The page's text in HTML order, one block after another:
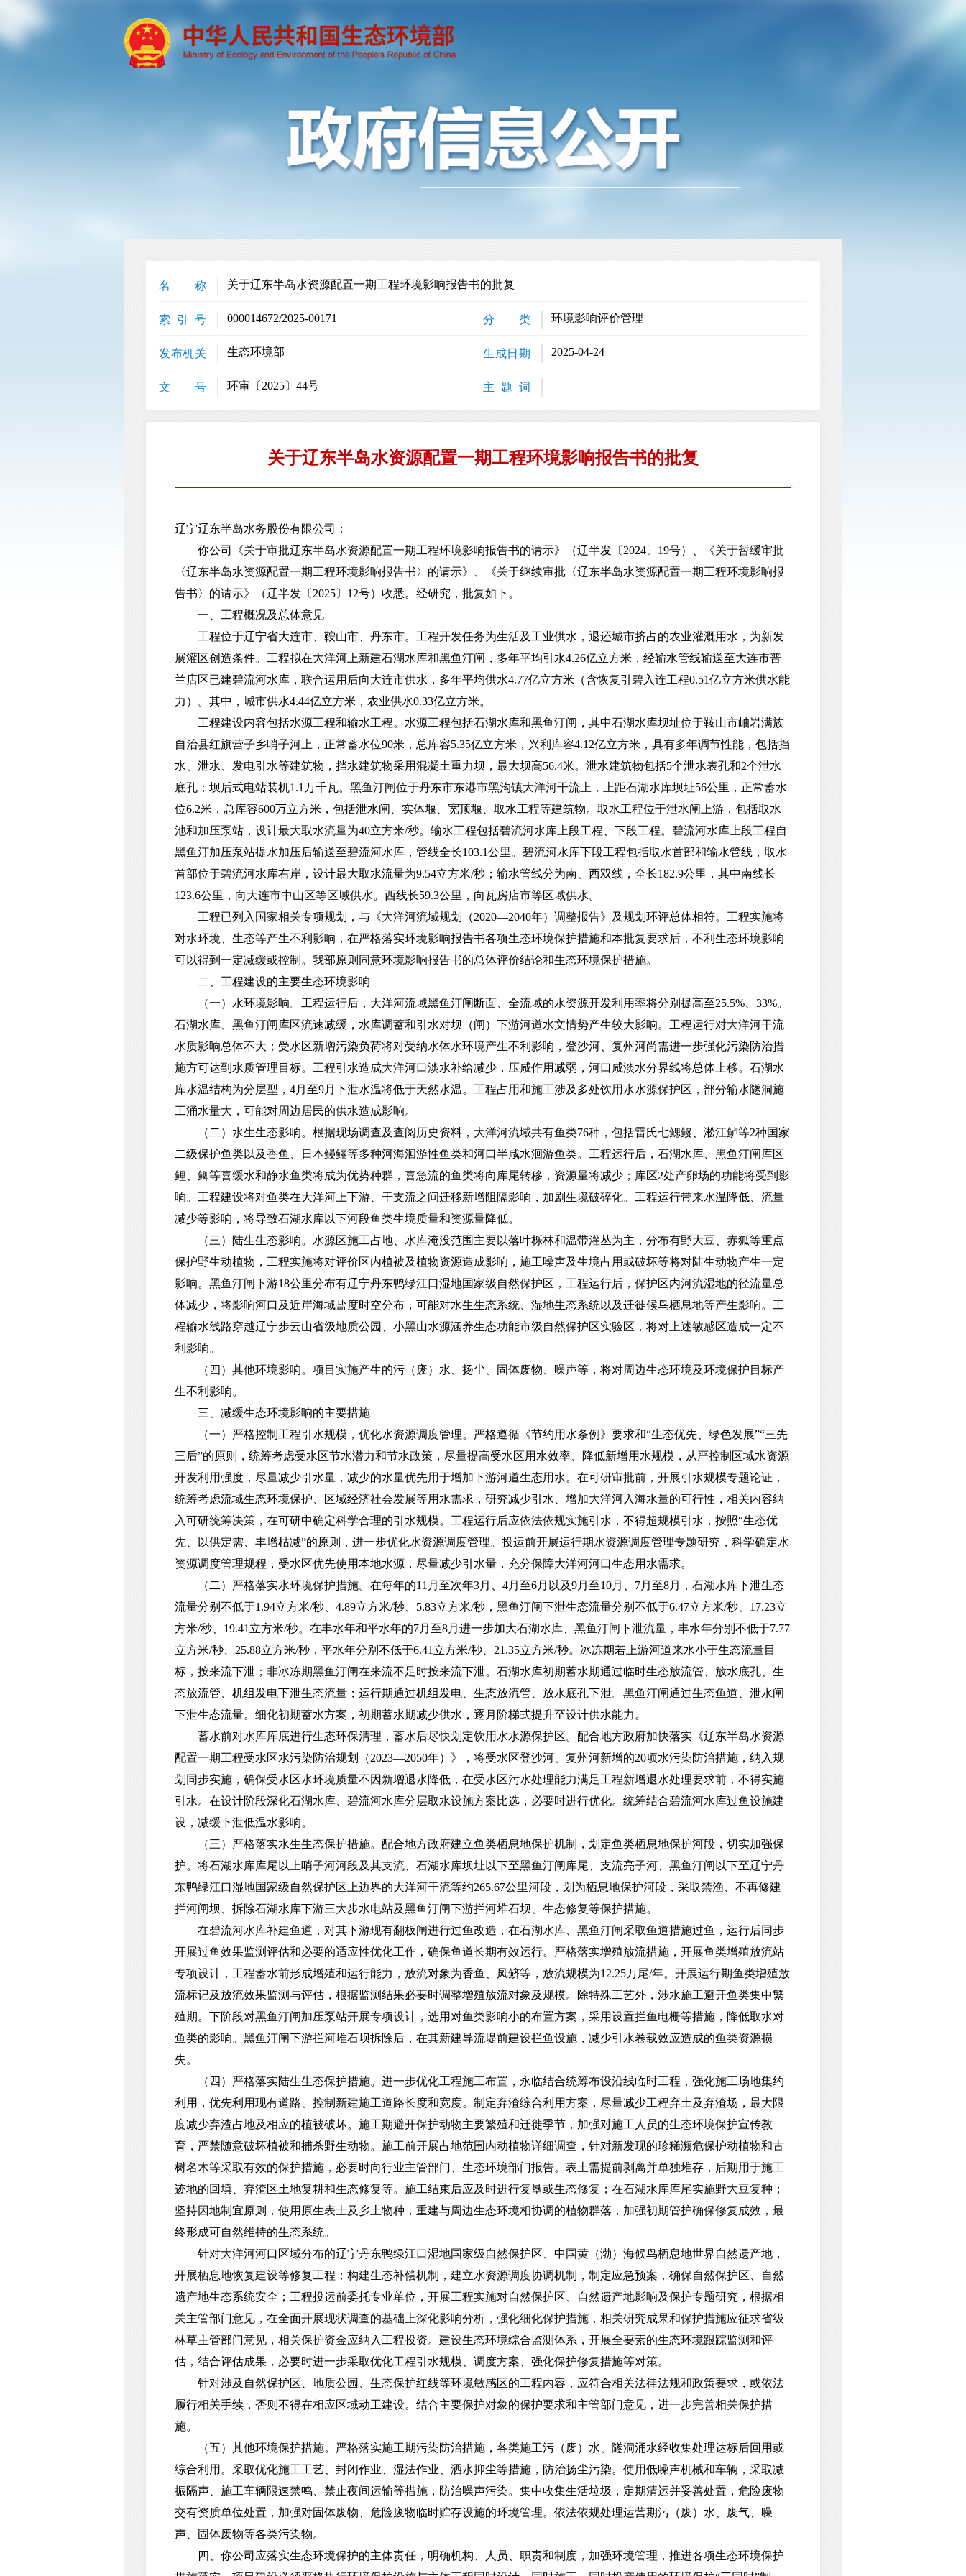
名 称 关于辽东半岛水资源配置一期工程环境影响报告书的批复
索 引 号 000014672/2025-00171 分 类 环境影响评价管理
发布机关 生态环境部 生成日期 2025-04-24
文 号 环审〔2025〕44号 主 题 词
关于辽东半岛水资源配置一期工程环境影响报告书的批复
辽宁辽东半岛水务股份有限公司：
你公司《关于审批辽东半岛水资源配置一期工程环境影响报告书的请示》（辽半发〔2024〕19号）、《关于暂缓审批
〈辽东半岛水资源配置一期工程环境影响报告书〉的请示》、《关于继续审批〈辽东半岛水资源配置一期工程环境影响报
告书〉的请示》（辽半发〔2025〕12号）收悉。经研究，批复如下。
一、工程概况及总体意见
工程位于辽宁省大连市、鞍山市、丹东市。工程开发任务为生活及工业供水，退还城市挤占的农业灌溉用水，为新发
展灌区创造条件。工程拟在大洋河上新建石湖水库和黑鱼汀闸，多年平均引水4.26亿立方米，经输水管线输送至大连市普
兰店区已建碧流河水库，联合运用后向大连市供水，多年平均供水4.77亿立方米（含恢复引碧入连工程0.51亿立方米供水能
力）。其中，城市供水4.44亿立方米，农业供水0.33亿立方米。
工程建设内容包括水源工程和输水工程。水源工程包括石湖水库和黑鱼汀闸，其中石湖水库坝址位于鞍山市岫岩满族
自治县红旗营子乡哨子河上，正常蓄水位90米，总库容5.35亿立方米，兴利库容4.12亿立方米，具有多年调节性能，包括挡
水、泄水、发电引水等建筑物，挡水建筑物采用混凝土重力坝，最大坝高56.4米。泄水建筑物包括5个泄水表孔和2个泄水
底孔；坝后式电站装机1.1万千瓦。黑鱼汀闸位于丹东市东港市黑沟镇大洋河干流上，上距石湖水库坝址56公里，正常蓄水
位6.2米，总库容600万立方米，包括泄水闸、实体堰、宽顶堰、取水工程等建筑物。取水工程位于泄水闸上游，包括取水
池和加压泵站，设计最大取水流量为40立方米/秒。输水工程包括碧流河水库上段工程、下段工程。碧流河水库上段工程自
黑鱼汀加压泵站提水加压后输送至碧流河水库，管线全长103.1公里。碧流河水库下段工程包括取水首部和输水管线，取水
首部位于碧流河水库右岸，设计最大取水流量为9.54立方米/秒；输水管线分为南、西双线，全长182.9公里，其中南线长
123.6公里，向大连市中山区等区域供水。西线长59.3公里，向瓦房店市等区域供水。
工程已列入国家相关专项规划，与《大洋河流域规划（2020—2040年）调整报告》及规划环评总体相符。工程实施将
对水环境、生态等产生不利影响，在严格落实环境影响报告书各项生态环境保护措施和本批复要求后，不利生态环境影响
可以得到一定减缓或控制。我部原则同意环境影响报告书的总体评价结论和生态环境保护措施。
二、工程建设的主要生态环境影响
（一）水环境影响。工程运行后，大洋河流域黑鱼汀闸断面、全流域的水资源开发利用率将分别提高至25.5%、33%。
石湖水库、黑鱼汀闸库区流速减缓，水库调蓄和引水对坝（闸）下游河道水文情势产生较大影响。工程运行对大洋河干流
水质影响总体不大；受水区新增污染负荷将对受纳水体水环境产生不利影响，登沙河、复州河尚需进一步强化污染防治措
施方可达到水质管理目标。工程引水造成大洋河口淡水补给减少，压咸作用减弱，河口咸淡水分界线将总体上移。石湖水
库水温结构为分层型，4月至9月下泄水温将低于天然水温。工程占用和施工涉及多处饮用水水源保护区，部分输水隧洞施
工涌水量大，可能对周边居民的供水造成影响。
（二）水生生态影响。根据现场调查及查阅历史资料，大洋河流域共有鱼类76种，包括雷氏七鳃鳗、淞江鲈等2种国家
二级保护鱼类以及香鱼、日本鳗鲡等多种河海洄游性鱼类和河口半咸水洄游鱼类。工程运行后，石湖水库、黑鱼汀闸库区
鲤、鲫等喜缓水和静水鱼类将成为优势种群，喜急流的鱼类将向库尾转移，资源量将减少；库区2处产卵场的功能将受到影
响。工程建设将对鱼类在大洋河上下游、干支流之间迁移新增阻隔影响，加剧生境破碎化。工程运行带来水温降低、流量
减少等影响，将导致石湖水库以下河段鱼类生境质量和资源量降低。
（三）陆生生态影响。水源区施工占地、水库淹没范围主要以落叶栎林和温带灌丛为主，分布有野大豆、赤狐等重点
保护野生动植物，工程实施将对评价区内植被及植物资源造成影响，施工噪声及生境占用或破坏等将对陆生动物产生一定
影响。黑鱼汀闸下游18公里分布有辽宁丹东鸭绿江口湿地国家级自然保护区，工程运行后，保护区内河流湿地的径流量总
体减少，将影响河口及近岸海域盐度时空分布，可能对水生生态系统、湿地生态系统以及迁徙候鸟栖息地等产生影响。工
程输水线路穿越辽宁步云山省级地质公园、小黑山水源涵养生态功能市级自然保护区实验区，将对上述敏感区造成一定不
利影响。
（四）其他环境影响。项目实施产生的污（废）水、扬尘、固体废物、噪声等，将对周边生态环境及环境保护目标产
生不利影响。
三、减缓生态环境影响的主要措施
（一）严格控制工程引水规模，优化水资源调度管理。严格遵循《节约用水条例》要求和“生态优先、绿色发展”“三先
三后”的原则，统筹考虑受水区节水潜力和节水政策，尽量提高受水区用水效率、降低新增用水规模，从严控制区域水资源
开发利用强度，尽量减少引水量，减少的水量优先用于增加下游河道生态用水。在可研审批前，开展引水规模专题论证，
统筹考虑流域生态环境保护、区域经济社会发展等用水需求，研究减少引水、增加大洋河入海水量的可行性，相关内容纳
入可研统筹决策，在可研中确定科学合理的引水规模。工程运行后应依法依规实施引水，不得超规模引水，按照“生态优
先、以供定需、丰增枯减”的原则，进一步优化水资源调度管理。投运前开展运行期水资源调度管理专题研究，科学确定水
资源调度管理规程，受水区优先使用本地水源，尽量减少引水量，充分保障大洋河河口生态用水需求。
（二）严格落实水环境保护措施。在每年的11月至次年3月、4月至6月以及9月至10月、7月至8月，石湖水库下泄生态
流量分别不低于1.94立方米/秒、4.89立方米/秒、5.83立方米/秒，黑鱼汀闸下泄生态流量分别不低于6.47立方米/秒、17.23立
方米/秒、19.41立方米/秒。在丰水年和平水年的7月至8月进一步加大石湖水库、黑鱼汀闸下泄流量，丰水年分别不低于7.77
立方米/秒、25.88立方米/秒，平水年分别不低于6.41立方米/秒、21.35立方米/秒。冰冻期若上游河道来水小于生态流量目
标，按来流下泄；非冰冻期黑鱼汀闸在来流不足时按来流下泄。石湖水库初期蓄水期通过临时生态放流管、放水底孔、生
态放流管、机组发电下泄生态流量；运行期通过机组发电、生态放流管、放水底孔下泄。黑鱼汀闸通过生态鱼道、泄水闸
下泄生态流量。细化初期蓄水方案，初期蓄水期减少供水，逐月阶梯式提升至设计供水能力。
蓄水前对水库库底进行生态环保清理，蓄水后尽快划定饮用水水源保护区。配合地方政府加快落实《辽东半岛水资源
配置一期工程受水区水污染防治规划（2023—2050年）》，将受水区登沙河、复州河新增的20项水污染防治措施，纳入规
划同步实施，确保受水区水环境质量不因新增退水降低，在受水区污水处理能力满足工程新增退水处理要求前，不得实施
引水。在设计阶段深化石湖水库、碧流河水库分层取水设施方案比选，必要时进行优化。统筹结合碧流河水库过鱼设施建
设，减缓下泄低温水影响。
（三）严格落实水生生态保护措施。配合地方政府建立鱼类栖息地保护机制，划定鱼类栖息地保护河段，切实加强保
护。将石湖水库库尾以上哨子河河段及其支流、石湖水库坝址以下至黑鱼汀闸库尾、支流亮子河、黑鱼汀闸以下至辽宁丹
东鸭绿江口湿地国家级自然保护区上边界的大洋河干流等约265.67公里河段，划为栖息地保护河段，采取禁渔、不再修建
拦河闸坝、拆除石湖水库下游三大步水电站及黑鱼汀闸下游拦河堆石坝、生态修复等保护措施。
在碧流河水库补建鱼道，对其下游现有翻板闸进行过鱼改造，在石湖水库、黑鱼汀闸采取鱼道措施过鱼，运行后同步
开展过鱼效果监测评估和必要的适应性优化工作，确保鱼道长期有效运行。严格落实增殖放流措施，开展鱼类增殖放流站
专项设计，工程蓄水前形成增殖和运行能力，放流对象为香鱼、凤鲚等，放流规模为12.25万尾/年。开展运行期鱼类增殖放
流标记及放流效果监测与评估，根据监测结果必要时调整增殖放流对象及规模。除特殊工艺外，涉水施工避开鱼类集中繁
殖期。下阶段对黑鱼汀闸加压泵站开展专项设计，选用对鱼类影响小的布置方案，采用设置拦鱼电栅等措施，降低取水对
鱼类的影响。黑鱼汀闸下游拦河堆石坝拆除后，在其新建导流堤前建设拦鱼设施，减少引水卷载效应造成的鱼类资源损
失。
（四）严格落实陆生生态保护措施。进一步优化工程施工布置，永临结合统筹布设沿线临时工程，强化施工场地集约
利用，优先利用现有道路、控制新建施工道路长度和宽度。制定弃渣综合利用方案，尽量减少工程弃土及弃渣场，最大限
度减少弃渣占地及相应的植被破坏。施工期避开保护动物主要繁殖和迁徙季节，加强对施工人员的生态环境保护宣传教
育，严禁随意破坏植被和捕杀野生动物。施工前开展占地范围内动植物详细调查，针对新发现的珍稀濒危保护动植物和古
树名木等采取有效的保护措施，必要时向行业主管部门、生态环境部门报告。表土需提前剥离并单独堆存，后期用于施工
迹地的回填、弃渣区土地复耕和生态修复等。施工结束后应及时进行复垦或生态修复；在石湖水库库尾实施野大豆复种；
坚持因地制宜原则，使用原生表土及乡土物种，重建与周边生态环境相协调的植物群落，加强初期管护确保修复成效，最
终形成可自然维持的生态系统。
针对大洋河河口区域分布的辽宁丹东鸭绿江口湿地国家级自然保护区、中国黄（渤）海候鸟栖息地世界自然遗产地，
开展栖息地恢复建设等修复工程；构建生态补偿机制，建立水资源调度协调机制，制定应急预案，确保自然保护区、自然
遗产地生态系统安全；工程投运前委托专业单位，开展工程实施对自然保护区、自然遗产地影响及保护专题研究，根据相
关主管部门意见，在全面开展现状调查的基础上深化影响分析，强化细化保护措施，相关研究成果和保护措施应征求省级
林草主管部门意见，相关保护资金应纳入工程投资。建设生态环境综合监测体系，开展全要素的生态环境跟踪监测和评
估，结合评估成果，必要时进一步采取优化工程引水规模、调度方案、强化保护修复措施等对策。
针对涉及自然保护区、地质公园、生态保护红线等环境敏感区的工程内容，应符合相关法律法规和政策要求，或依法
履行相关手续，否则不得在相应区域动工建设。结合主要保护对象的保护要求和主管部门意见，进一步完善相关保护措
施。
（五）其他环境保护措施。严格落实施工期污染防治措施，各类施工污（废）水、隧洞涌水经收集处理达标后回用或
综合利用。采取优化施工工艺、封闭作业、湿法作业、洒水抑尘等措施，防治扬尘污染。使用低噪声机械和车辆，采取减
振隔声、施工车辆限速禁鸣、禁止夜间运输等措施，防治噪声污染。集中收集生活垃圾，定期清运并妥善处置，危险废物
交有资质单位处置，加强对固体废物、危险废物临时贮存设施的环境管理。依法依规处理运营期污（废）水、废气、噪
声、固体废物等各类污染物。
四、你公司应落实生态环境保护的主体责任，明确机构、人员、职责和制度，加强环境管理，推进各项生态环境保护